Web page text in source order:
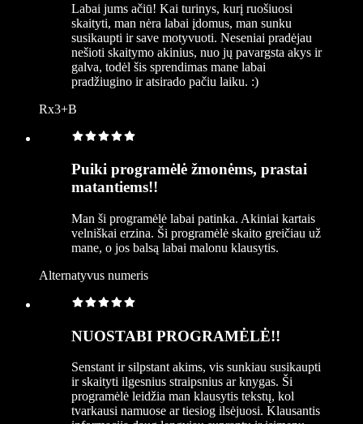
Labai jums ačiū! Kai turinys, kurį ruošiuosi
skaityti, man nėra labai įdomus, man sunku
susikaupti ir save motyvuoti. Neseniai pradėjau
nešioti skaitymo akinius, nuo jų pavargsta akys ir
galva, todėl šis sprendimas mane labai
pradžiugino ir atsirado pačiu laiku. :)
Rx3+B
Puiki programėlė žmonėms, prastai
matantiems!!
Man ši programėlė labai patinka. Akiniai kartais
velniškai erzina. Ši programėlė skaito greičiau už
mane, o jos balsą labai malonu klausytis.
Alternatyvus numeris
NUOSTABI PROGRAMĖLĖ!!
Senstant ir silpstant akims, vis sunkiau susikaupti
ir skaityti ilgesnius straipsnius ar knygas. Ši
programėlė leidžia man klausytis tekstų, kol
tvarkausi namuose ar tiesiog ilsėjuosi. Klausantis